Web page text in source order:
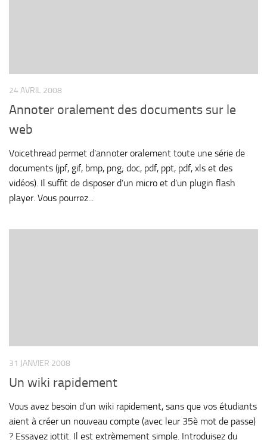
24 AVRIL 2008
Annoter oralement des documents sur le
web
Voicethread permet d’annoter oralement toute une série de
documents (jpf, gif, bmp, png; doc, pdf, ppt, pdf, xls et des
vidéos). Il suffit de disposer d’un micro et d’un plugin flash
player. Vous pourrez...
31 JANVIER 2008
Un wiki rapidement
Vous avez besoin d’un wiki rapidement, sans que vos étudiants
aient à créer un nouveau compte (avec leur 35è mot de passe)
? Essayez jottit. Il est extrèmement simple. Introduisez du